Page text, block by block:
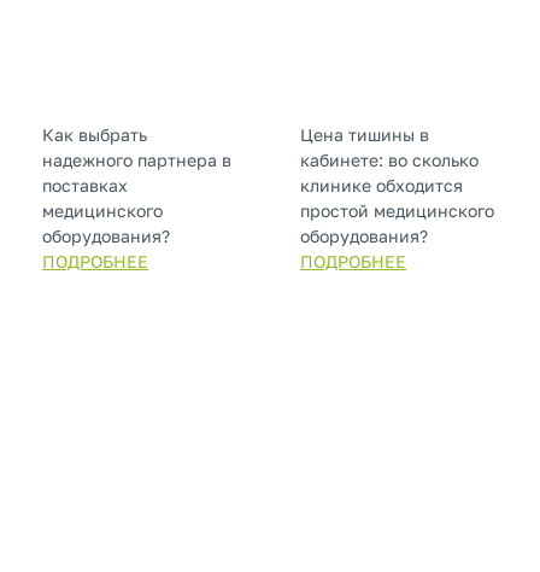
Как выбрать
надежного партнера в
поставках
медицинского
оборудования?
ПОДРОБНЕЕ
Цена тишины в
кабинете: во сколько
клинике обходится
простой медицинского
оборудования?
ПОДРОБНЕЕ